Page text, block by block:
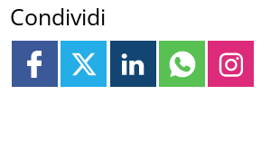
Condividi